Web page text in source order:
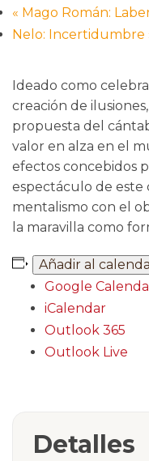
« Mago Román:
Nelo: Incertidumbre
Ideado como
creación de ilusiones,
propuesta del
valor en alza en el
efectos concebidos
espectáculo de este
mentalismo con el
la maravilla como
Añadir al
Google
iCalendar
Outlook 365
Outlook Live
Detalles